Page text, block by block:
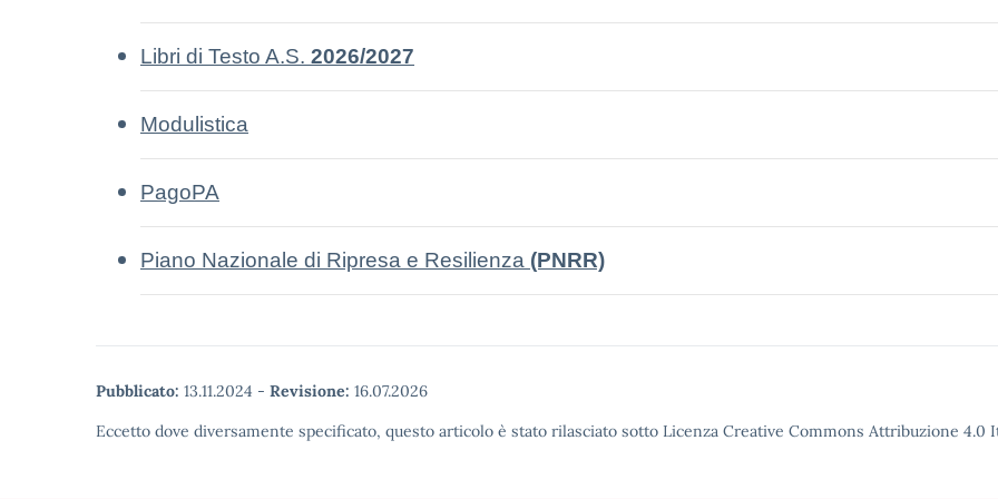
Libri di Testo A.S. 2026/2027
Modulistica
PagoPA
Piano Nazionale di Ripresa e Resilienza (PNRR)
Pubblicato: 13.11.2024 - Revisione: 16.07.2026
Eccetto dove diversamente specificato, questo articolo è stato rilasciato sotto Licenza Creative Commons Attribuzione 4.0